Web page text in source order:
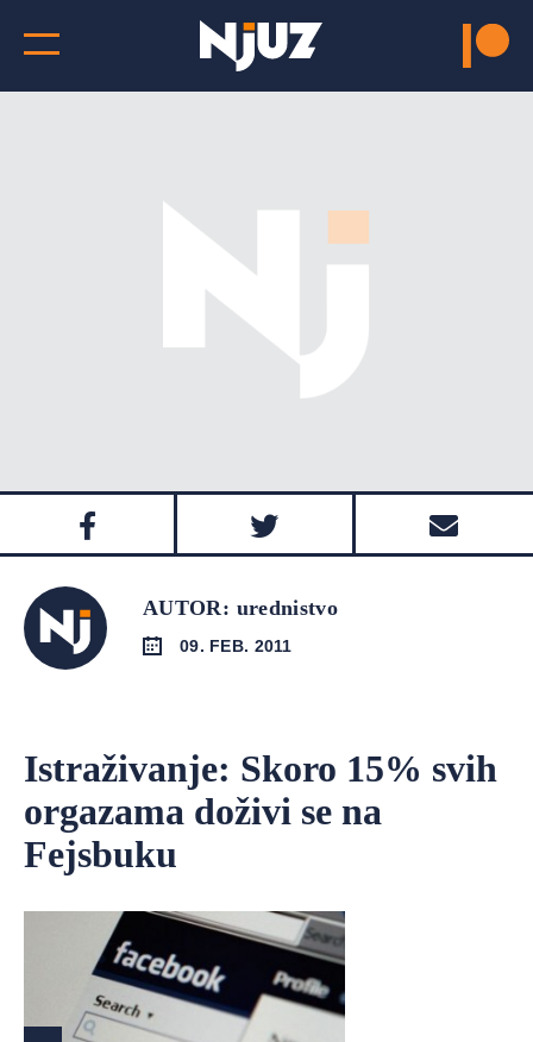
AUTOR: urednistvo
09. FEB. 2011
Istraživanje: Skoro 15% svih
orgazama doživi se na
Fejsbuku